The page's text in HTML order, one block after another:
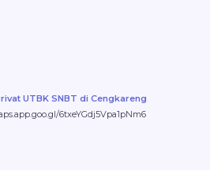
UTBK SNBT di Cengkareng
6txeYGdj5Vpa1pNm6